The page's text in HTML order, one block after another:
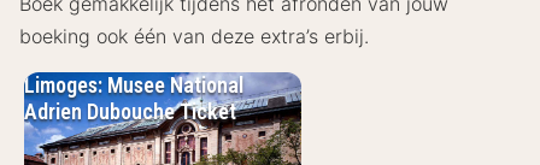
sterrenclassificatie toegekend.
meertalig personeel en een bagageopslagruimte. Plan
je een evenement in Limoges? Kies voor dit hotel met
30 vierkante meter aan ruimte, waaronder een
boeking ook één van deze extra’s erbij.
Limoges: Musee National
Adrien Dubouche Ticket